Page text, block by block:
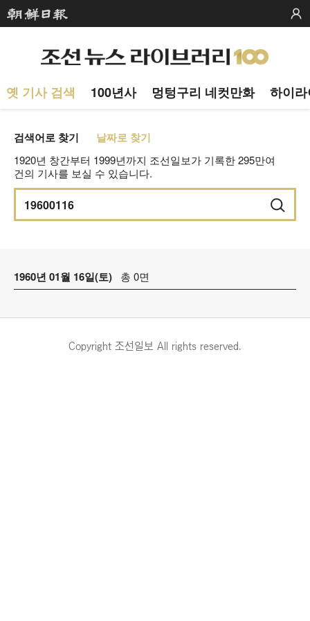
옛 기사 검색 100년사 멍텅구리 네컷만화 하이
검색어로 찾기 날짜로 찾기
1920년 창간부터 1999년까지 조선일보가 기록한 295만여
건의 기사를 보실 수 있습니다.
1960년 01월 16일(토) 총 0면
Copyright 조선일보 All rights reserved.